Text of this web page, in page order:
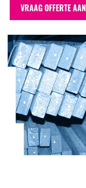
VRAAG OFFERTE AAN